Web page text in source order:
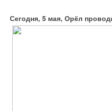
Сегодня, 5 мая, Орёл